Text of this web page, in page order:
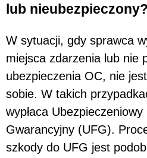
lub nieubezpieczony?
W sytuacji, gdy sprawca
miejsca zdarzenia lub nie
ubezpieczenia OC, nie
sobie. W takich
wypłaca
Gwarancyjny (UFG).
szkody do UFG jest